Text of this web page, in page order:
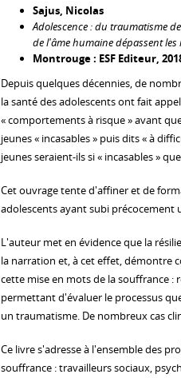
Sajus, Nicolas
Adolescence : du traumatisme
de l'âme humaine dépassent les
Montrouge : ESF Editeur,
Depuis quelques décennies, de
la santé des adolescents ont fait
« comportements à risque » avant
jeunes « incasables » puis dits « à
jeunes seraient-ils si « incasables »
Cet ouvrage tente d'affiner et de
adolescents ayant subi
L'auteur met en évidence que la
la narration et, à cet effet, démontre
cette mise en mots de la souffrance :
permettant d'évaluer le processus
un traumatisme. De nombreux cas
Ce livre s'adresse à l'ensemble des
souffrance : travailleurs sociaux,